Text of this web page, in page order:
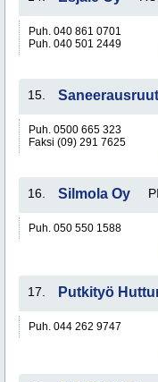
Puh. 040 861 0701
Puh. 040 501 2449
15.
Puh. 0500 665 323
Faksi (09) 291 7625
16. Silmola Oy
Puh. 050 550 1588
17. Putkityö
Puh. 044 262 9747